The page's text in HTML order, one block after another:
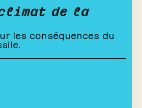
de la
les conséquences du